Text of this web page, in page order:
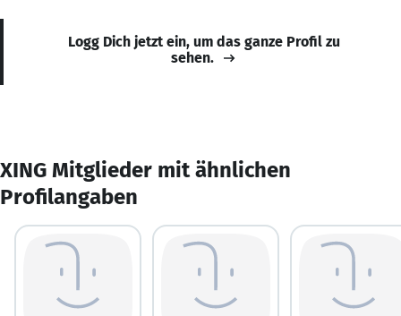
Logg Dich jetzt ein, um das ganze Profil zu
sehen.
XING Mitglieder mit ähnlichen
Profilangaben